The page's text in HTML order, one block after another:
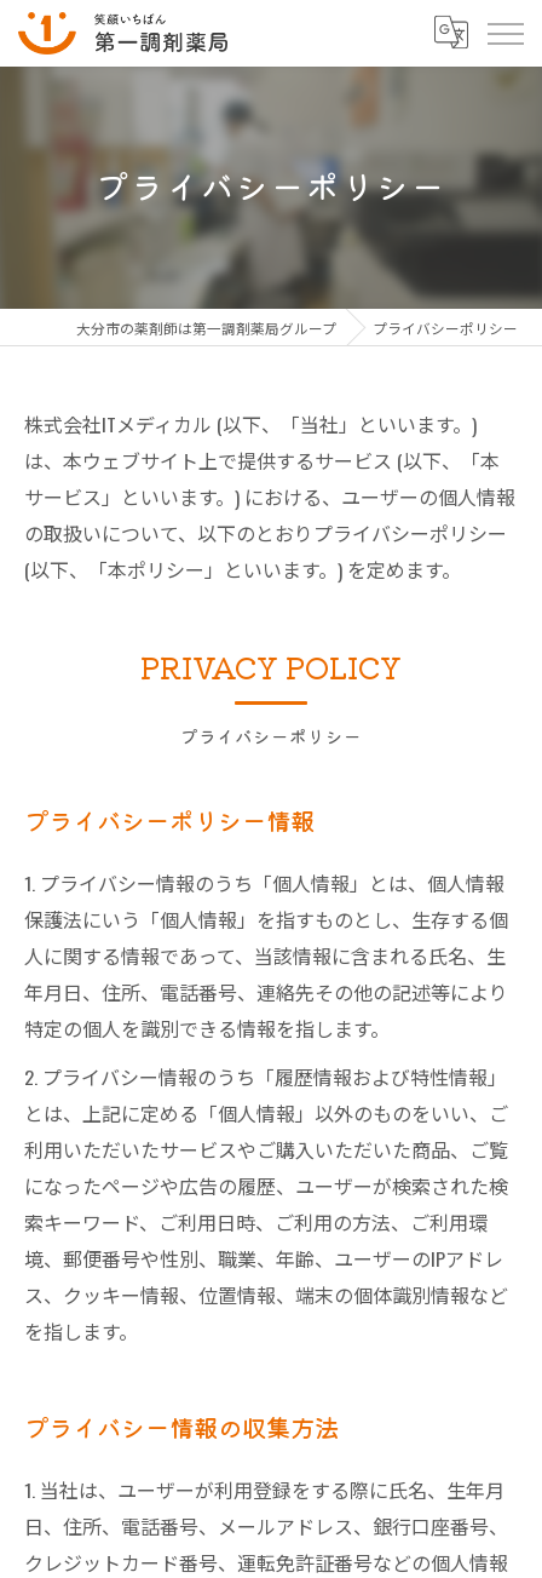
プライバシーポリシー
大分市の薬剤師は第一調剤薬局グループ プライバシーポリシー
株式会社ITメディカル (以下、「当社」といいます。)
は、本ウェブサイト上で提供するサービス (以下、「本
サービス」といいます。) における、ユーザーの個人情報
の取扱いについて、以下のとおりプライバシーポリシー
(以下、「本ポリシー」といいます。) を定めます。
プライバシーポリシー
PRIVACY POLICY
プライバシーポリシー情報
1. プライバシー情報のうち「個人情報」とは、個人情報
保護法にいう「個人情報」を指すものとし、生存する個
人に関する情報であって、当該情報に含まれる氏名、生
年月日、住所、電話番号、連絡先その他の記述等により
特定の個人を識別できる情報を指します。
2. プライバシー情報のうち「履歴情報および特性情報」
とは、上記に定める「個人情報」以外のものをいい、ご
利用いただいたサービスやご購入いただいた商品、ご覧
になったページや広告の履歴、ユーザーが検索された検
索キーワード、ご利用日時、ご利用の方法、ご利用環
境、郵便番号や性別、職業、年齢、ユーザーのIPアドレ
ス、クッキー情報、位置情報、端末の個体識別情報など
を指します。
プライバシー情報の収集方法
1. 当社は、ユーザーが利用登録をする際に氏名、生年月
日、住所、電話番号、メールアドレス、銀行口座番号、
クレジットカード番号、運転免許証番号などの個人情報